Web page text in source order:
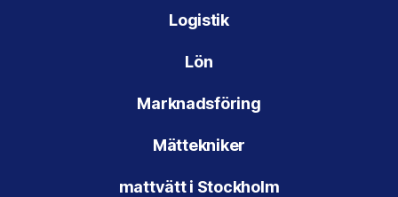
Logistik
Lön
Marknadsföring
Mättekniker
mattvätt i Stockholm